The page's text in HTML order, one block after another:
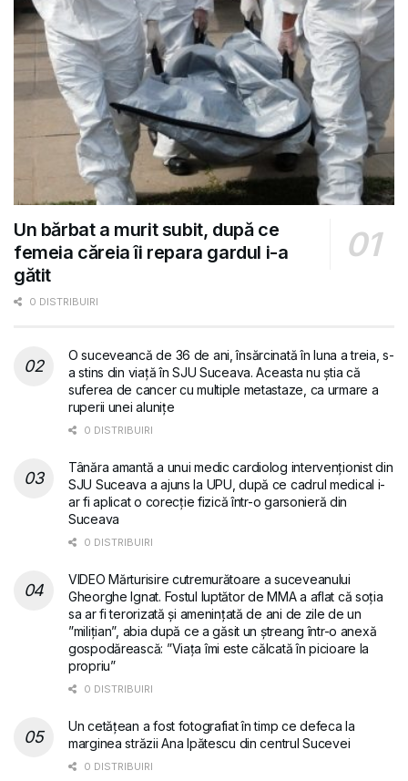
Un bărbat a murit subit, după ce
femeia căreia îi repara gardul i-a
gătit
0 DISTRIBUIRI
O suceveancă de 36 de ani, însărcinată în luna a treia, s-
a stins din viață în SJU Suceava. Aceasta nu știa că
suferea de cancer cu multiple metastaze, ca urmare a
ruperii unei alunițe
0 DISTRIBUIRI
Tânăra amantă a unui medic cardiolog intervenționist din
SJU Suceava a ajuns la UPU, după ce cadrul medical i-
ar fi aplicat o corecție fizică într-o garsonieră din
Suceava
0 DISTRIBUIRI
VIDEO Mărturisire cutremurătoare a suceveanului
Gheorghe Ignat. Fostul luptător de MMA a aflat că soția
sa ar fi terorizată și amenințată de ani de zile de un
”milițian”, abia după ce a găsit un ștreang într-o anexă
gospodărească: ”Viața îmi este călcată în picioare la
propriu”
0 DISTRIBUIRI
Un cetățean a fost fotografiat în timp ce defeca la
marginea străzii Ana Ipătescu din centrul Sucevei
0 DISTRIBUIRI